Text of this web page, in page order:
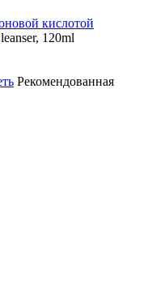
кислотой
120ml
Рекомендованная